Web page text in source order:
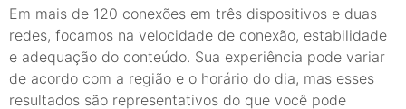
Em mais de 120 conexões em três dispositivos e duas
redes, focamos na velocidade de conexão, estabilidade
e adequação do conteúdo. Sua experiência pode variar
de acordo com a região e o horário do dia, mas esses
resultados são representativos do que você pode